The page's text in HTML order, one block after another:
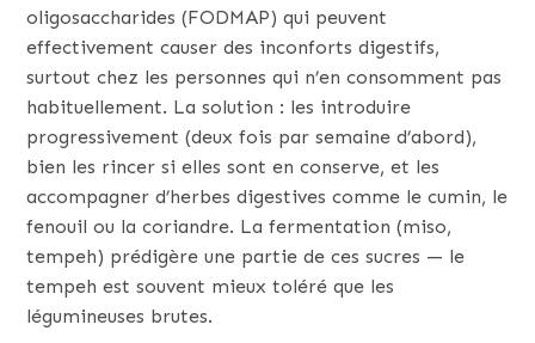
oligosaccharides (FODMAP) qui peuvent
effectivement causer des inconforts digestifs,
surtout chez les personnes qui n’en consomment pas
habituellement. La solution : les introduire
progressivement (deux fois par semaine d’abord),
bien les rincer si elles sont en conserve, et les
accompagner d’herbes digestives comme le cumin, le
fenouil ou la coriandre. La fermentation (miso,
tempeh) prédigère une partie de ces sucres — le
tempeh est souvent mieux toléré que les
légumineuses brutes.